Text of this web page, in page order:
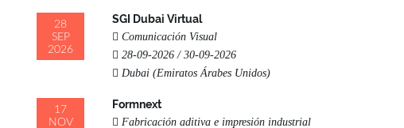
28
SEP
2026
SGI Dubai Virtual
Comunicación Visual
28-09-2026 / 30-09-2026
Dubai (Emiratos Árabes Unidos)
17
NOV
Formnext
Fabricación aditiva e impresión industrial